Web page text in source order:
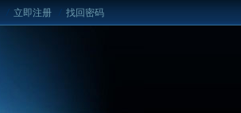
/ 立即注册 / 找回密码